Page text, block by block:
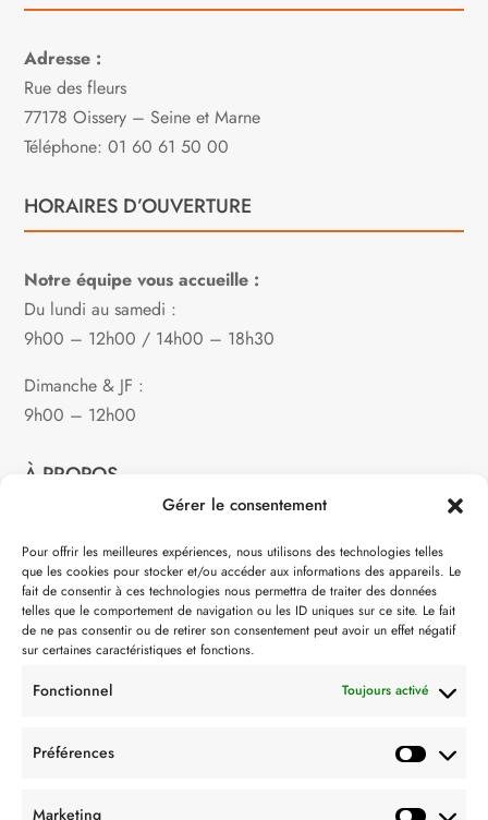
Gérer le consentement
Pour offrir les meilleures expériences, nous utilisons des technologies telles
que les cookies pour stocker et/ou accéder aux informations des appareils. Le
fait de consentir à ces technologies nous permettra de traiter des données
telles que le comportement de navigation ou les ID uniques sur ce site. Le fait
de ne pas consentir ou de retirer son consentement peut avoir un effet négatif
sur certaines caractéristiques et fonctions.
Fonctionnel Toujours activé
Préférences
Marketing
Adresse :
Rue des fleurs
77178 Oissery – Seine et Marne
Téléphone: 01 60 61 50 00
HORAIRES D’OUVERTURE
Notre équipe vous accueille :
Du lundi au samedi :
9h00 – 12h00 / 14h00 – 18h30
Dimanche & JF :
9h00 – 12h00
À PROPOS
Notre philosophie
Contact
Partenaire de: